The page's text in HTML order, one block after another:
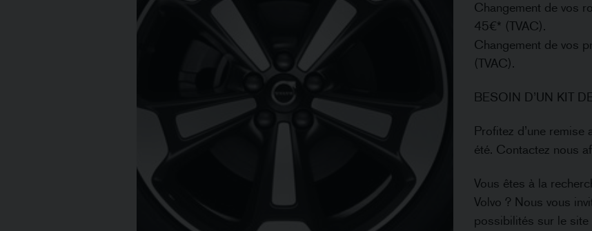
Changement de vos
45€* (TVAC).
Changement de vos
(TVAC).
BESOIN D’UN KIT
Profitez d’une
été. Contactez nous
Vous êtes à la
Volvo ? Nous vous
possibilités sur le site